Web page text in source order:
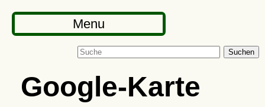
Menu
Suchen
Google-Karte